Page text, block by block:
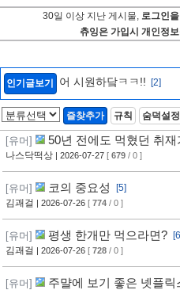
30일 이상 지난 게시물,
로그인
츄잉은 가입시 개인정
인기글보기 어 시원하닼ㅋㅋ!! [2]
즐찾추가 규칙 숨덕설정
[유머] 50년 전에도 먹혔던 취
나스닥떡상 | 2026-07-27 [ 679 / 0 ]
[유머] 코의 중요성
[5]
김괘걸 | 2026-07-26 [ 774 / 0 ]
[유머] 평생 한개만 먹으라면?
김괘걸 | 2026-07-26 [ 728 / 0 ]
[유머] 주먈에 보기 좋은 넷플릭